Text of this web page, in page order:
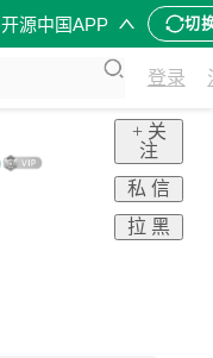
开源中国APP 切
登录
+ 关
注
私 信
拉 黑